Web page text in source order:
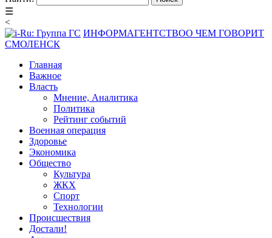
☰
<
ИНФОРМАГЕНТСТВОО ЧЕМ ГОВОРИТ
СМОЛЕНСК
Главная
Важное
Власть
Мнение, Аналитика
Политика
Рейтинг событий
Военная операция
Здоровье
Экономика
Общество
Культура
ЖКХ
Спорт
Технологии
Происшествия
Достали!